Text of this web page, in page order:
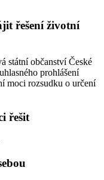
řešení životní
státní občanství České
prohlášení
moci rozsudku o určení
řešit